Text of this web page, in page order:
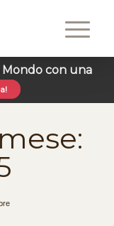
con una